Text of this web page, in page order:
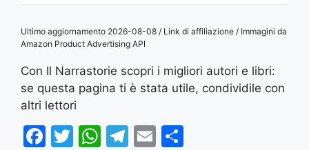
Ultimo aggiornamento 2026-08-08 / Link di affiliazione / Immagini da
Amazon Product Advertising API
Con Il Narrastorie scopri i migliori autori e libri:
se questa pagina ti è stata utile, condividile con
altri lettori
F
T
W T
E